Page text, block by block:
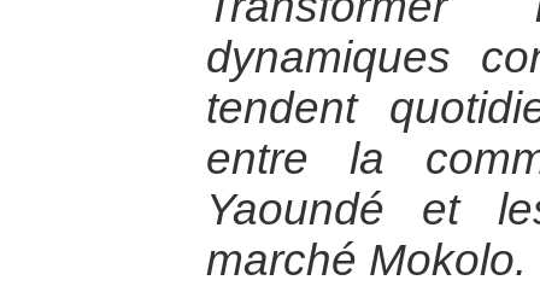
dynamiques
tendent
entre la
Yaoundé et
marché Mokolo.